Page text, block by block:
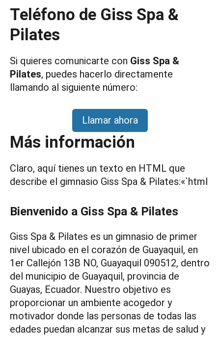
Teléfono de Giss Spa &
Pilates
Si quieres comunicarte con Giss Spa &
Pilates, puedes hacerlo directamente
llamando al siguiente número:
Llamar ahora
Más información
Claro, aquí tienes un texto en HTML que
describe el gimnasio Giss Spa & Pilates:«`html
Bienvenido a Giss Spa & Pilates
Giss Spa & Pilates es un gimnasio de primer
nivel ubicado en el corazón de Guayaquil, en
1er Callejón 13B NO, Guayaquil 090512, dentro
del municipio de Guayaquil, provincia de
Guayas, Ecuador. Nuestro objetivo es
proporcionar un ambiente acogedor y
motivador donde las personas de todas las
edades puedan alcanzar sus metas de salud y